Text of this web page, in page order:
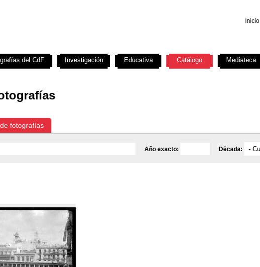
Inicio
fotografías
Año exacto: Década:
del CdF Investigación Educativa Catálogo Mediateca